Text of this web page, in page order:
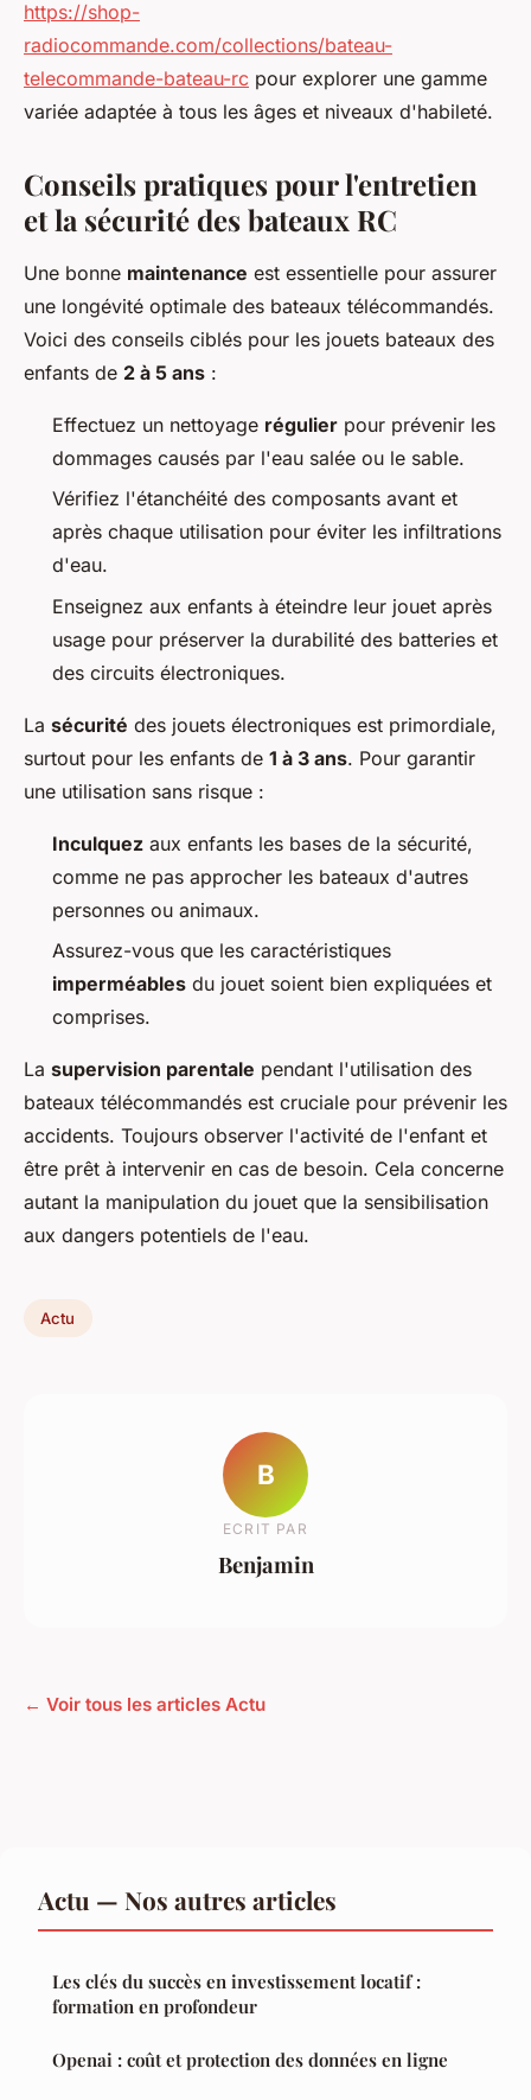
https://shop-
radiocommande.com/collections/bateau-
telecommande-bateau-rc pour explorer une gamme
variée adaptée à tous les âges et niveaux d'habileté.
Conseils pratiques pour l'entretien
et la sécurité des bateaux RC
Une bonne maintenance est essentielle pour assurer
une longévité optimale des bateaux télécommandés.
Voici des conseils ciblés pour les jouets bateaux des
enfants de 2 à 5 ans :
Effectuez un nettoyage régulier pour prévenir les
dommages causés par l'eau salée ou le sable.
Vérifiez l'étanchéité des composants avant et
après chaque utilisation pour éviter les infiltrations
d'eau.
Enseignez aux enfants à éteindre leur jouet après
usage pour préserver la durabilité des batteries et
des circuits électroniques.
La sécurité des jouets électroniques est primordiale,
surtout pour les enfants de 1 à 3 ans. Pour garantir
une utilisation sans risque :
Inculquez aux enfants les bases de la sécurité,
comme ne pas approcher les bateaux d'autres
personnes ou animaux.
Assurez-vous que les caractéristiques
imperméables du jouet soient bien expliquées et
comprises.
La supervision parentale pendant l'utilisation des
bateaux télécommandés est cruciale pour prévenir les
accidents. Toujours observer l'activité de l'enfant et
être prêt à intervenir en cas de besoin. Cela concerne
autant la manipulation du jouet que la sensibilisation
aux dangers potentiels de l'eau.
Actu
B
ECRIT PAR
Benjamin
← Voir tous les articles Actu
Actu — Nos autres articles
Les clés du succès en investissement locatif :
formation en profondeur
Openai : coût et protection des données en ligne